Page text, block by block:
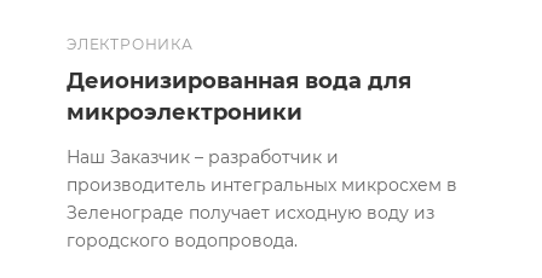
ЭЛЕКТРОНИКА
Деионизированная вода для
микроэлектроники
Наш Заказчик – разработчик и
производитель интегральных микросхем в
Зеленограде получает исходную воду из
городского водопровода.